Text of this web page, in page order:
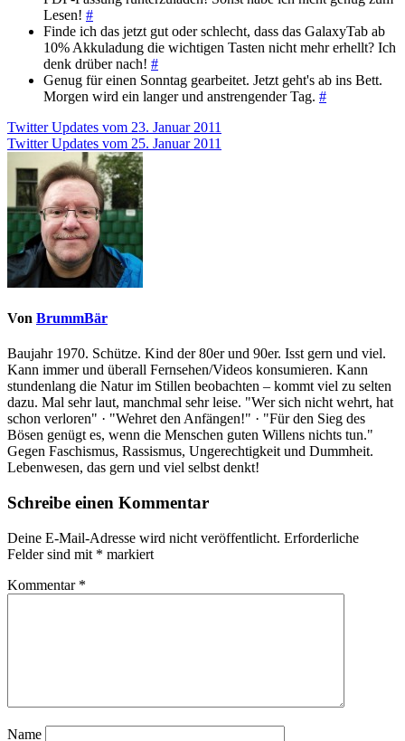
Lesen! #
Finde ich das jetzt gut oder schlecht, dass das GalaxyTab ab
10% Akkuladung die wichtigen Tasten nicht mehr erhellt? Ich
denk drüber nach! #
Genug für einen Sonntag gearbeitet. Jetzt geht's ab ins Bett.
Morgen wird ein langer und anstrengender Tag. #
Beitragsnavigation
Twitter Updates vom 23. Januar 2011
Twitter Updates vom 25. Januar 2011
Von BrummBär
Baujahr 1970. Schütze. Kind der 80er und 90er. Isst gern und viel.
Kann immer und überall Fernsehen/Videos konsumieren. Kann
stundenlang die Natur im Stillen beobachten – kommt viel zu selten
dazu. Mal sehr laut, manchmal sehr leise. "Wer sich nicht wehrt, hat
schon verloren" · "Wehret den Anfängen!" · "Für den Sieg des
Bösen genügt es, wenn die Menschen guten Willens nichts tun."
Gegen Faschismus, Rassismus, Ungerechtigkeit und Dummheit.
Lebenwesen, das gern und viel selbst denkt!
Schreibe einen Kommentar
Deine E-Mail-Adresse wird nicht veröffentlicht. Erforderliche
Felder sind mit * markiert
Kommentar *
Name